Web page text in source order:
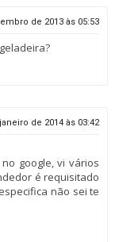
de 2013 às 05:53
de 2014 às 03:42
google, vi vários
é requisitado
não sei te